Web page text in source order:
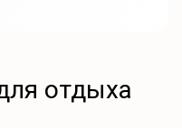
отдыха